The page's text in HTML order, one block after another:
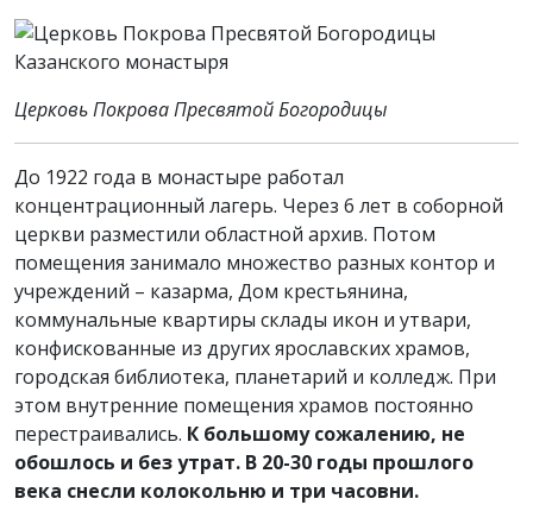
Церковь Покрова Пресвятой Богородицы
До 1922 года в монастыре работал
концентрационный лагерь. Через 6 лет в соборной
церкви разместили областной архив. Потом
помещения занимало множество разных контор и
учреждений – казарма, Дом крестьянина,
коммунальные квартиры склады икон и утвари,
конфискованные из других ярославских храмов,
городская библиотека, планетарий и колледж. При
этом внутренние помещения храмов постоянно
перестраивались. К большому сожалению, не
обошлось и без утрат. В 20-30 годы прошлого
века снесли колокольню и три часовни.